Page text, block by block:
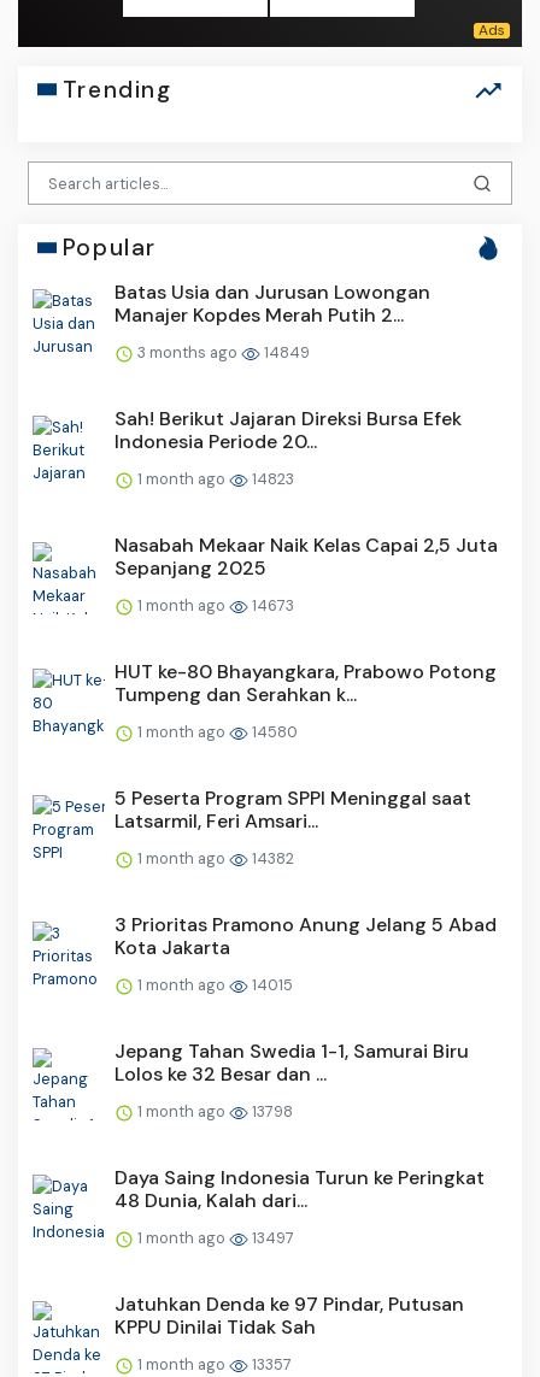
Trending
Popular
Batas Usia dan Jurusan Lowongan
Manajer Kopdes Merah Putih 2...
3 months ago 14849
Sah! Berikut Jajaran Direksi Bursa Efek
Indonesia Periode 20...
1 month ago 14823
Nasabah Mekaar Naik Kelas Capai 2,5 Juta
Sepanjang 2025
1 month ago 14673
HUT ke-80 Bhayangkara, Prabowo Potong
Tumpeng dan Serahkan k...
1 month ago 14580
5 Peserta Program SPPI Meninggal saat
Latsarmil, Feri Amsari...
1 month ago 14382
3 Prioritas Pramono Anung Jelang 5 Abad
Kota Jakarta
1 month ago 14015
Jepang Tahan Swedia 1-1, Samurai Biru
Lolos ke 32 Besar dan ...
1 month ago 13798
Daya Saing Indonesia Turun ke Peringkat
48 Dunia, Kalah dari...
1 month ago 13497
Jatuhkan Denda ke 97 Pindar, Putusan
KPPU Dinilai Tidak Sah
1 month ago 13357